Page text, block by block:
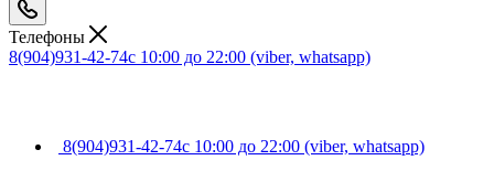
Телефоны
8(904)931-42-74с 10:00 до 22:00 (viber, whatsapp)
8(904)931-42-74с 10:00 до 22:00 (viber, whatsapp)